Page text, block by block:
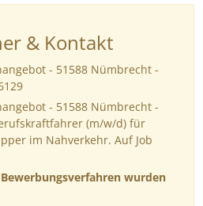
& Kontakt
- 51588 Nümbrecht -
- 51588 Nümbrecht -
(m/w/d) für
im Nahverkehr. Auf Job
wurden